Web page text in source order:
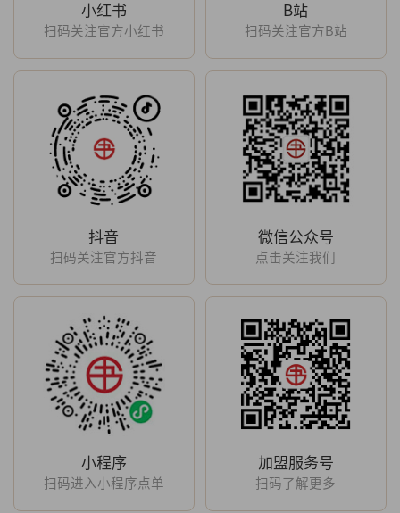
小红书
扫码关注官方小红书
B站
扫码关注官方B站
抖音
扫码关注官方抖音
微信公众号
点击关注我们
小程序
扫码进入小程序点单
加盟服务号
扫码了解更多